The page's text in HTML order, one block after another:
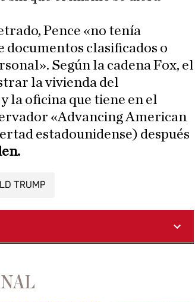
Pence «no tenía
documentos clasificados o
Según la cadena Fox, el
la vivienda del
la oficina que tiene en el
«Advancing American
estadounidense) después
TRUMP